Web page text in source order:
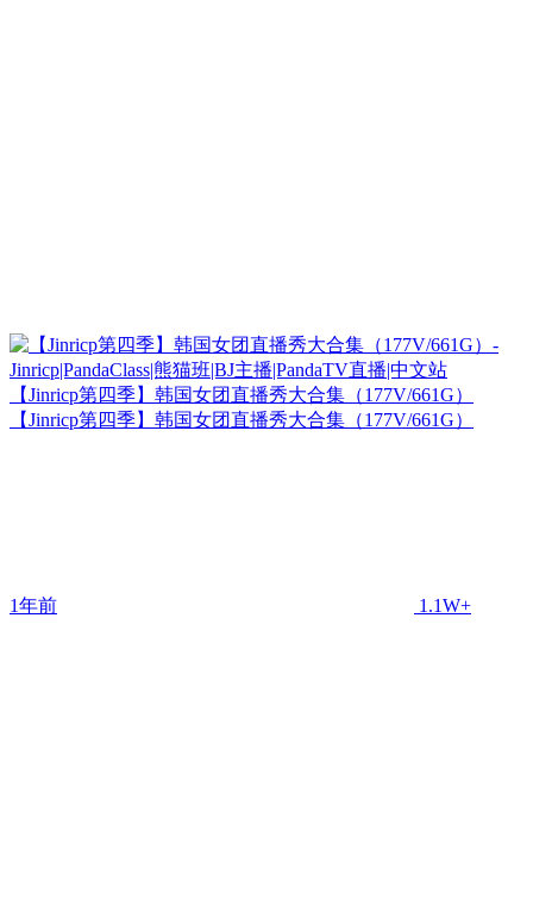
【Jinricp第四季】韩国女团直播秀大合集（177V/661G）
【Jinricp第四季】韩国女团直播秀大合集（177V/661G）
1年前 1.1W+